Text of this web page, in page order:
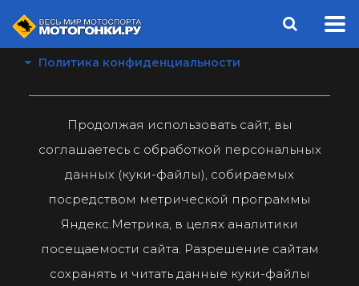
Политика конфиденциальности
Продолжая использовать сайт, вы
соглашаетесь с обработкой персональных
данных (куки-файлы), собираемых
посредством метрической программы
Яндекс.Метрика, в целях аналитики
посещаемости сайта. Разрешение сайтам
сохранять и читать данные куки-файлы